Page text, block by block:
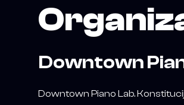
Downtown
Downtown Piano Lab.